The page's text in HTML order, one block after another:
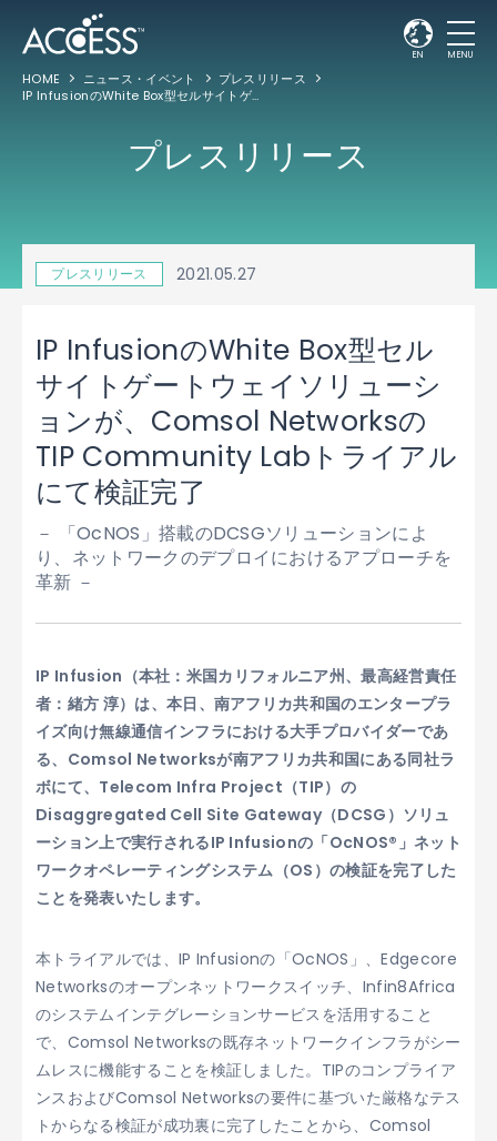
EN MENU
HOME ニュース・イベント
プレスリリース
IP InfusionのWhite Box型セルサイトゲートウェイソリューションが、Comsol NetworksのTIP Community Labトライアルにて検証完了
プレスリリース
プレスリリース 2021.05.27
IP InfusionのWhite Box型セル
サイトゲートウェイソリューシ
ョンが、Comsol Networksの
TIP Community Labトライアル
にて検証完了
－ 「OcNOS」搭載のDCSGソリューションによ
り、ネットワークのデプロイにおけるアプローチを
革新 －
IP Infusion（本社：米国カリフォルニア州、最高経営責任
者：緒方 淳）は、本日、南アフリカ共和国のエンタープラ
イズ向け無線通信インフラにおける大手プロバイダーであ
る、Comsol Networksが南アフリカ共和国にある同社ラ
ボにて、Telecom Infra Project（TIP）の
Disaggregated Cell Site Gateway（DCSG）ソリュ
ーション上で実行されるIP Infusionの「OcNOS®」ネット
ワークオペレーティングシステム（OS）の検証を完了した
ことを発表いたします。
本トライアルでは、IP Infusionの「OcNOS」、Edgecore
Networksのオープンネットワークスイッチ、Infin8Africa
のシステムインテグレーションサービスを活用すること
で、Comsol Networksの既存ネットワークインフラがシー
ムレスに機能することを検証しました。TIPのコンプライア
ンスおよびComsol Networksの要件に基づいた厳格なテス
トからなる検証が成功裏に完了したことから、Comsol